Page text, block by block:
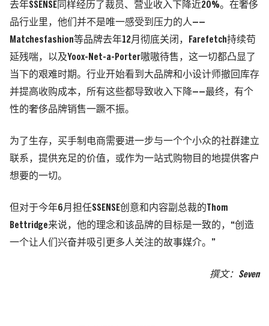
去年SSENSE同样经历了裁员、营业收入下降近20%。在奢侈
品行业里，他们并不是唯一感受到压力的人——
Matchesfashion等品牌去年12月彻底关闭，Farefetch持续苟
延残喘，以及Yoox-Net-a-Porter嗷嗷待售，这一切都凸显了
当下的艰难时期。行业开始看到大品牌和小设计师撤回库存
并提高收购成本，所有这些都导致收入下降——最终，有个
性的奢侈品牌销售一蹶不振。
为了生存，买手制电商需要进一步与一个个小众的社群建立
联系，提供充足的价值，或作为一站式购物目的地提供客户
想要的一切。
但对于今年6月担任SSENSE创意和内容副总裁的Thom
Bettridge来说，他的理念和该品牌的目标是一致的，“创造
一个让人们兴奋并吸引更多人关注的故事媒介。”
撰文：Seven